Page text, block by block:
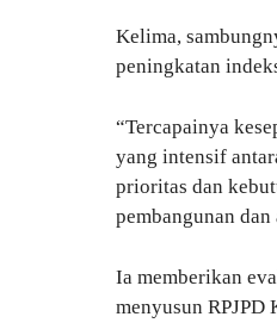
Kelima,
peningkatan
“Tercapainya
yang intensif
prioritas dan
pembangunan
Ia memberikan
menyusun